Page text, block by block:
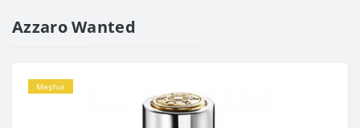
Azzaro Wanted
Məşhur